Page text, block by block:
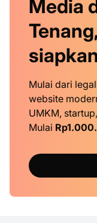
Media
Mulai dari
website
UMKM,
Mulai